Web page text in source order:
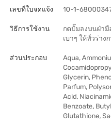
เลขที่ใบจดแจ้ง 10-1-
วิธีการใช้งาน
กดปั๊มลงบนฝ่ามื
เบาๆ ให้ทั่วร่าง
ส่วนประกอบ
Aqua,
Glycerin,
Parfum,
Acid,
Benzoate,
Glutathione,